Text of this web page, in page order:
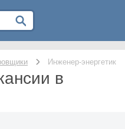
Инженер-энергетик
в